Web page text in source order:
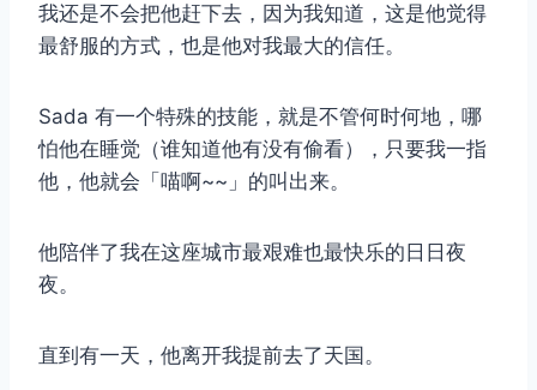
我还是不会把他赶下去，因为我知道，这是他觉得
最舒服的方式，也是他对我最大的信任。
Sada 有一个特殊的技能，就是不管何时何地，哪
怕他在睡觉（谁知道他有没有偷看），只要我一指
他，他就会「喵啊~~」的叫出来。
他陪伴了我在这座城市最艰难也最快乐的日日夜
夜。
直到有一天，他离开我提前去了天国。